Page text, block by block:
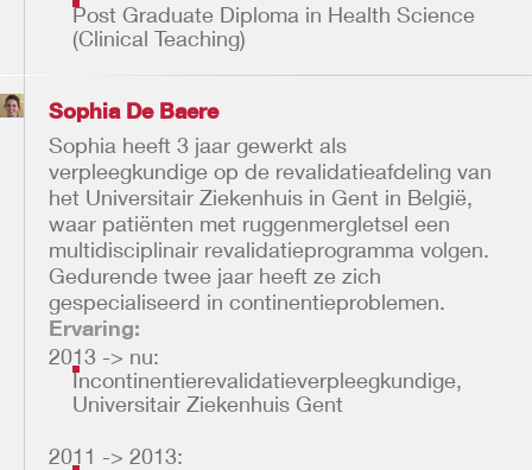
Post Graduate Diploma in Health Science
(Clinical Teaching)
Sophia De Baere
Sophia heeft 3 jaar gewerkt als
verpleegkundige op de revalidatieafdeling van
het Universitair Ziekenhuis in Gent in België,
waar patiënten met ruggenmergletsel een
multidisciplinair revalidatieprogramma volgen.
Gedurende twee jaar heeft ze zich
gespecialiseerd in continentieproblemen.
Ervaring:
2013 -> nu:
Incontinentierevalidatieverpleegkundige,
Universitair Ziekenhuis Gent
2011 -> 2013: